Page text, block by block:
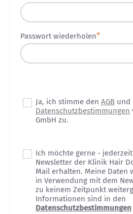
Passwort wiederholen
Ja, ich stimme den AGB und
Datenschutzbestimmungen
GmbH zu.
Ich möchte gerne -
Newsletter der Klinik Hair
Mail erhalten. Meine Daten
in Verwendung mit dem
zu keinem Zeitpunkt
Informationen sind in den
Datenschutzbestimmungen